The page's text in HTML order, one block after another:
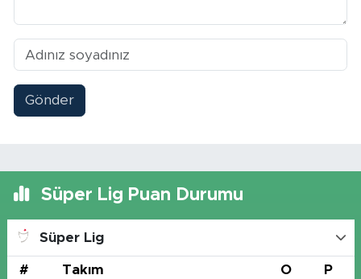
Gönder
Süper Lig Puan Durumu
Süper Lig
# Takım O P